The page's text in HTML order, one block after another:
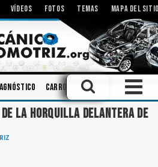
VÍDEOS FOTOS TEMAS MAPA DEL
Carrocerias Engranajes
LA HORQUILLA DELANTERA DE